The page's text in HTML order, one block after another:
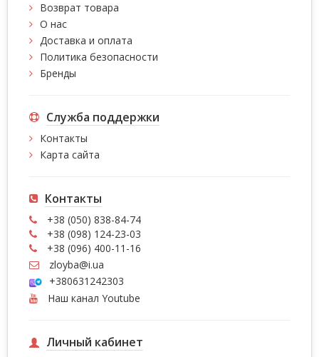
Возврат товара
О нас
Доставка и оплата
Политика безопасности
Бренды
Служба поддержки
Контакты
Карта сайта
Контакты
+38 (050) 838-84-74
+38 (098) 124-23-03
+38 (096) 400-11-16
zloyba@i.ua
+380631242303
Наш канал Youtube
Личный кабинет